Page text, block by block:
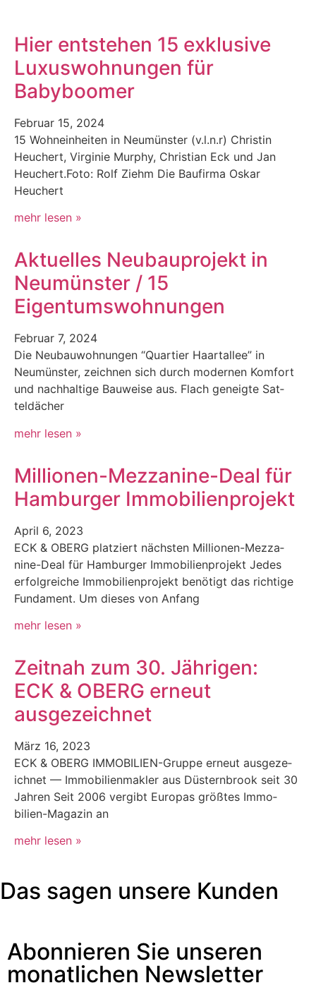
Hier entstehen 15 exklusive
Luxuswohnungen für
Babyboomer
Feb­ru­ar 15, 2024
15 Wohnein­heit­en in Neumün­ster (v.l.n.r) Christin
Heuchert, Vir­ginie Mur­phy, Chris­t­ian Eck und Jan
Heuchert.Foto: Rolf Ziehm Die Bau­fir­ma Oskar
Heuchert
mehr lesen »
Aktuelles Neubauprojekt in
Neumünster / 15
Eigentumswohnungen
Feb­ru­ar 7, 2024
Die Neubau­woh­nun­gen “Quarti­er Haar­tallee” in
Neumün­ster, zeich­nen sich durch mod­er­nen Kom­fort
und nach­haltige Bauweise aus. Flach geneigte Sat­
teldäch­er
mehr lesen »
Millionen-Mezzanine-Deal für
Hamburger Immobilienprojekt
April 6, 2023
ECK & OBERG platziert näch­sten Mil­lio­­nen-Mez­za­­­
nine-Deal für Ham­burg­er Immo­bilien­pro­jekt Jedes
erfol­gre­iche Immo­bilien­pro­jekt benötigt das richtige
Fun­da­ment. Um dieses von Anfang
mehr lesen »
Zeitnah zum 30. Jährigen:
ECK & OBERG erneut
ausgezeichnet
März 16, 2023
ECK & OBERG IMMO­­BILIEN-Gruppe erneut aus­geze­
ich­net — Immo­bilien­mak­ler aus Düstern­brook seit 30
Jahren Seit 2006 vergibt Europas größtes Immo­­­
bilien-Mag­a­zin an
mehr lesen »
Das sagen unsere Kunden
Abonnieren Sie unseren
monatlichen Newsletter